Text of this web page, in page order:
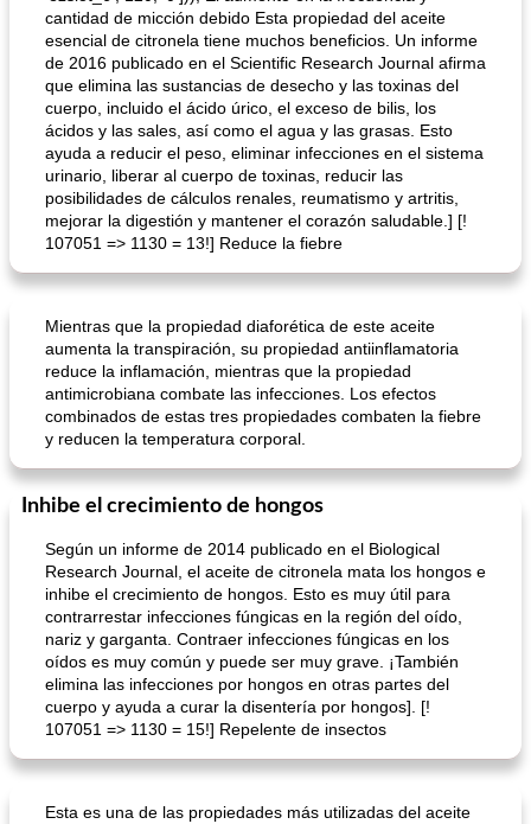
cantidad de micción debido Esta propiedad del aceite
esencial de citronela tiene muchos beneficios. Un informe
de 2016 publicado en el Scientific Research Journal afirma
que elimina las sustancias de desecho y las toxinas del
cuerpo, incluido el ácido úrico, el exceso de bilis, los
ácidos y las sales, así como el agua y las grasas. Esto
ayuda a reducir el peso, eliminar infecciones en el sistema
urinario, liberar al cuerpo de toxinas, reducir las
posibilidades de cálculos renales, reumatismo y artritis,
mejorar la digestión y mantener el corazón saludable.] [!
107051 => 1130 = 13!] Reduce la fiebre
Mientras que la propiedad diaforética de este aceite
aumenta la transpiración, su propiedad antiinflamatoria
reduce la inflamación, mientras que la propiedad
antimicrobiana combate las infecciones. Los efectos
combinados de estas tres propiedades combaten la fiebre
y reducen la temperatura corporal.
Inhibe el crecimiento de hongos
Según un informe de 2014 publicado en el Biological
Research Journal, el aceite de citronela mata los hongos e
inhibe el crecimiento de hongos. Esto es muy útil para
contrarrestar infecciones fúngicas en la región del oído,
nariz y garganta. Contraer infecciones fúngicas en los
oídos es muy común y puede ser muy grave. ¡También
elimina las infecciones por hongos en otras partes del
cuerpo y ayuda a curar la disentería por hongos]. [!
107051 => 1130 = 15!] Repelente de insectos
Esta es una de las propiedades más utilizadas del aceite